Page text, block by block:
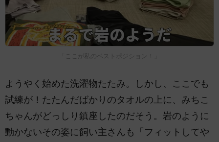
「ここが私のベストポジション！」
ようやく始めた洗濯物たたみ。しかし、ここでも
試練が！たたんだばかりのタオルの上に、みちこ
ちゃんがどっしり鎮座したのだそう。岩のように
動かないその姿に飼い主さんも「フィットしてや